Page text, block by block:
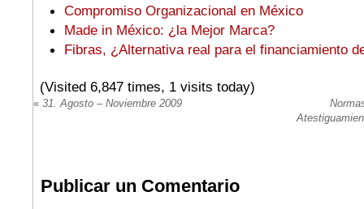
Compromiso Organizacional en México
Made in México: ¿la Mejor Marca?
Fibras, ¿Alternativa real para el financiamiento
(Visited 6,847 times, 1 visits today)
« 31. Agosto – Noviembre 2009
Publicar un Comentario